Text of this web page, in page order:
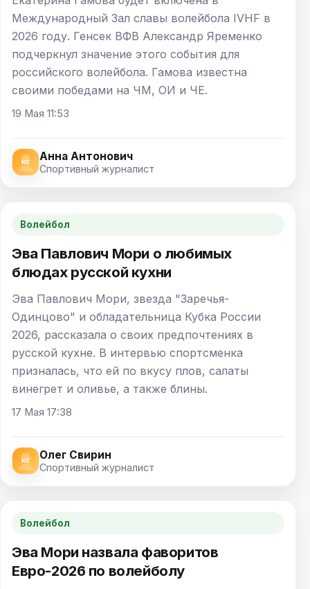
Международный Зал славы волейбола IVHF в
2026 году. Генсек ВФВ Александр Яременко
подчеркнул значение этого события для
российского волейбола. Гамова известна
своими победами на ЧМ, ОИ и ЧЕ.
19 Мая 11:53
Анна Антонович
Спортивный журналист
Волейбол
Эва Павлович Мори о любимых
блюдах русской кухни
Эва Павлович Мори, звезда "Заречья-
Одинцово" и обладательница Кубка России
2026, рассказала о своих предпочтениях в
русской кухне. В интервью спортсменка
призналась, что ей по вкусу плов, салаты
винегрет и оливье, а также блины.
17 Мая 17:38
Олег Свирин
Спортивный журналист
Волейбол
Эва Мори назвала фаворитов
Евро-2026 по волейболу